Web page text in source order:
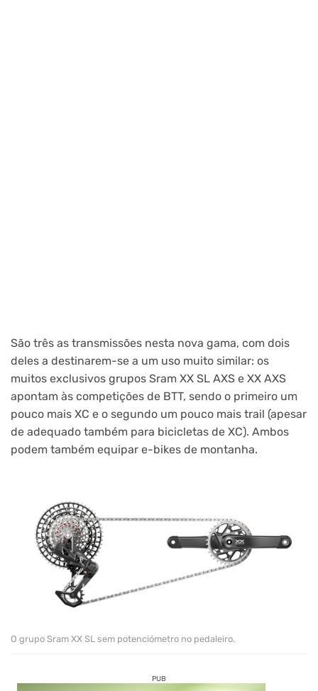
São três as transmissões nesta nova gama, com dois
deles a destinarem-se a um uso muito similar: os
muitos exclusivos grupos Sram XX SL AXS e XX AXS
apontam às competições de BTT, sendo o primeiro um
pouco mais XC e o segundo um pouco mais trail (apesar
de adequado também para bicicletas de XC). Ambos
podem também equipar e-bikes de montanha.
O grupo Sram XX SL sem potenciómetro no pedaleiro.
PUB